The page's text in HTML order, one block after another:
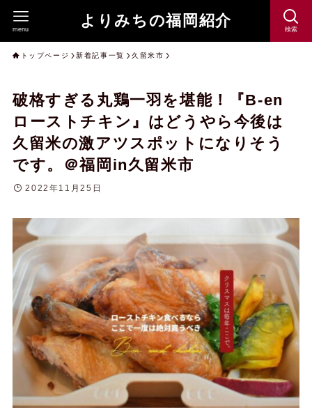
よりみちの福岡紹介 検索
menu
トップページ 新着記事一覧 久留米市
破格すぎる丸鶏一羽を堪能！『B-en
ローストチキン』はどうやら今後は
久留米の激アツスポットになりそう
です。＠福岡in久留米市
2022年11月25日